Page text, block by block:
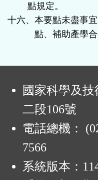
點規定。
十六、本要點未盡事
點、補助產學
國家科學及
二段106號
電話總機：
7566
系統版本：